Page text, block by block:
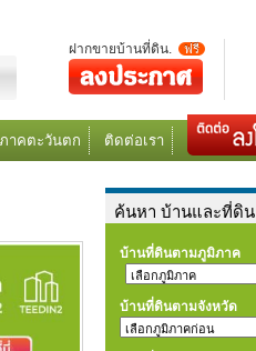
ฝากขายบ้านที่ดิน. ฟรี
ภาคตะวันตก ติดต่อเรา
ค้นหา บ้านและที่ดิน
บ้านที่ดินตามภูมิภาค
บ้านที่ดินตามจังหวัด